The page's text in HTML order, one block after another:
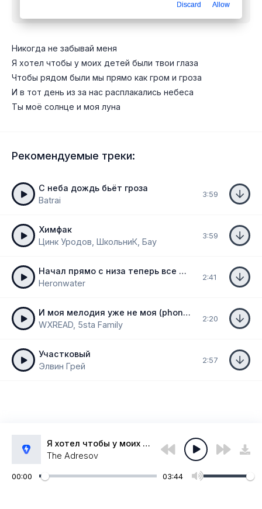
mp3 бесплатно
Никогда не забывай меня
Я хотел чтобы у моих детей были твои глаза
Чтобы рядом были мы прямо как гром и гроза
И в тот день из за нас расплакались небеса
Ты моё солнце и моя луна
Рекомендуемые треки:
С неба дождь бьёт гроза
Batrai
3:59
Химфак
Цинк Уродов, ШкольниК, Бау
3:59
Начал прямо с низа теперь все релизы отлетают в чарт
Heronwater
2:41
И моя мелодия уже не моя (phonk remix)
WXREAD, 5sta Family
2:20
Участковый
Элвин Грей
2:57
Я хотел чтобы у моих детей были твои глаза
The Adresov
00:00 03:44
Discard Allow